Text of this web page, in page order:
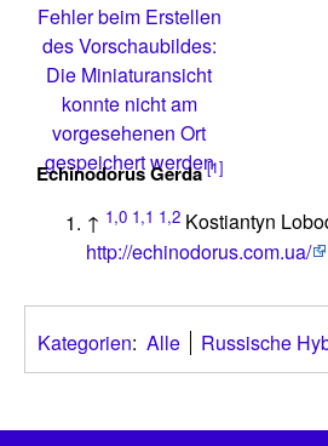
Fehler beim Erstellen
des Vorschaubildes:
Die Miniaturansicht
konnte nicht am
vorgesehenen Ort
gespeichert werden
Echinodorus Gerda [1]
↑ 1,0 1,1 1,2 Kostiantyn
http://echinodorus.com.ua/
Kategorien: Alle Russische